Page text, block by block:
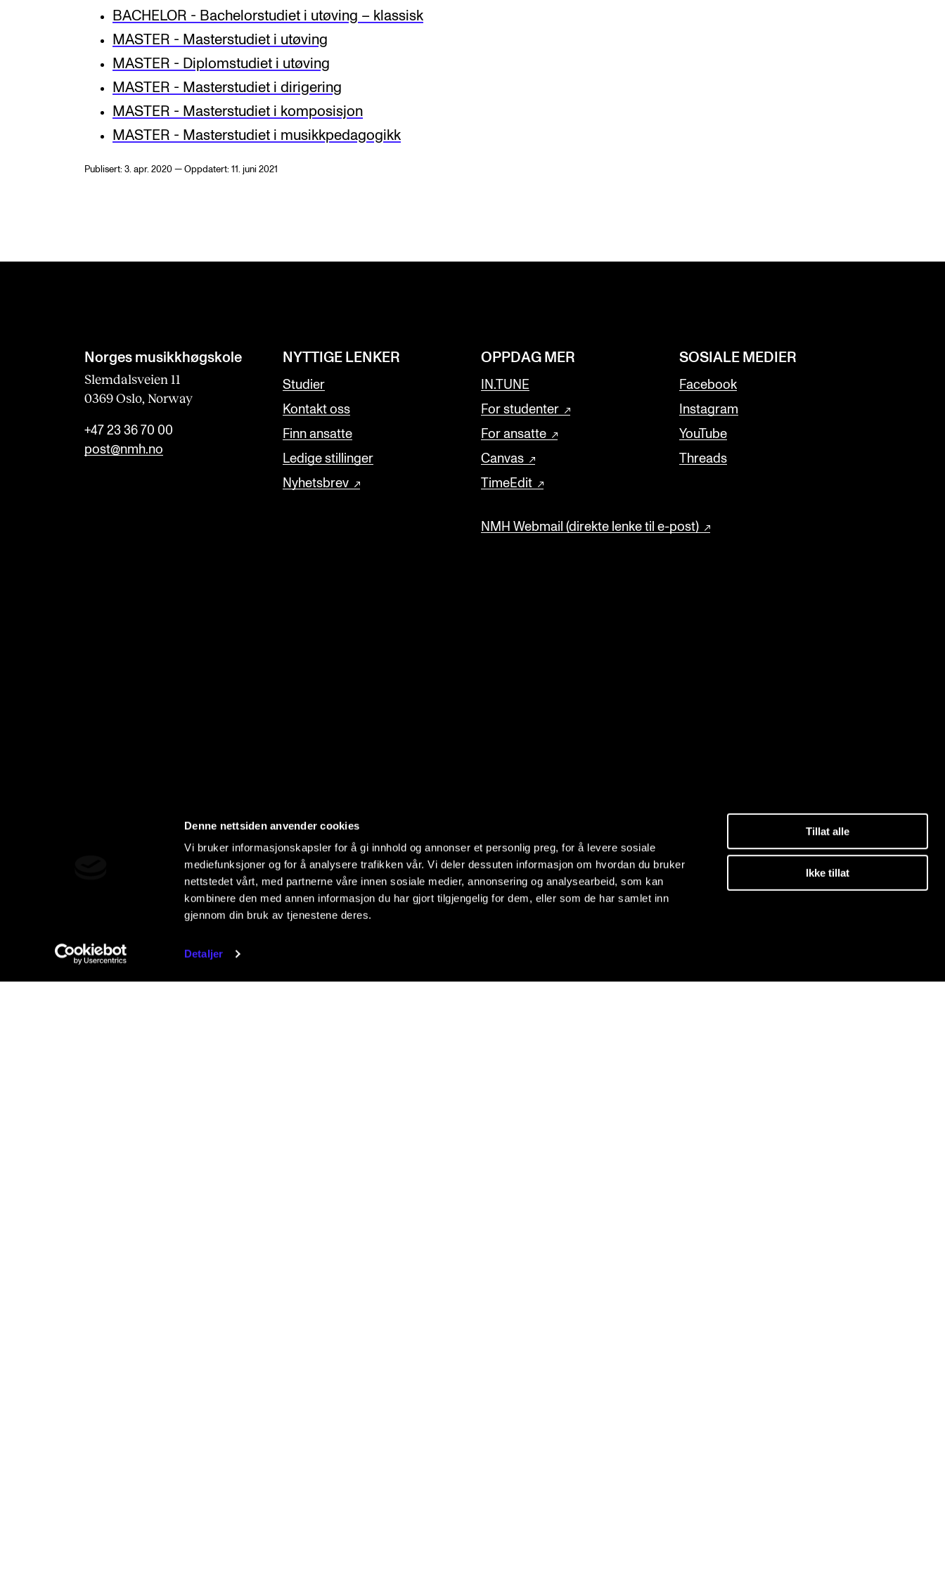
Denne nettsiden anvender cookies
Vi bruker informasjonskapsler for å gi innhold og annonser et personlig preg, for å levere sosiale
mediefunksjoner og for å analysere trafikken vår. Vi deler dessuten informasjon om hvordan du bruker
nettstedet vårt, med partnerne våre innen sosiale medier, annonsering og analysearbeid, som kan
kombinere den med annen informasjon du har gjort tilgjengelig for dem, eller som de har samlet inn
gjennom din bruk av tjenestene deres.
Detaljer
Tillat alle
Ikke tillat
BACHELOR - Bachelorstudiet i utøving – klassisk
MASTER - Masterstudiet i utøving
MASTER - Diplomstudiet i utøving
MASTER - Masterstudiet i dirigering
MASTER - Masterstudiet i komposisjon
MASTER - Masterstudiet i musikkpedagogikk
Publisert: 3. apr. 2020 — Oppdatert: 11. juni 2021
Norges musikk­høgskole
Slemdalsveien 11
0369 Oslo, Norway
+47 23 36 70 00
post@nmh.no
NYTTIGE LENKER
Studier
Kontakt oss
Finn ansatte
Ledige stillinger
Nyhetsbrev
OPPDAG MER
IN.TUNE
For studenter
For ansatte
Canvas
TimeEdit
NMH Webmail (direkte lenke til e-post)
SOSIALE MEDIER
Facebook
Instagram
YouTube
Threads